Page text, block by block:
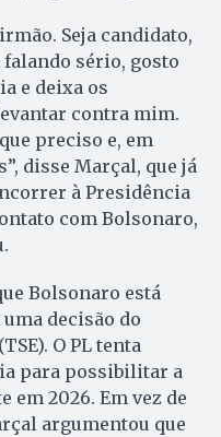
Seja candidato,
falando sério, gosto
e deixa os
contra mim.
preciso e, em
disse Marçal, que já
à Presidência
com Bolsonaro,
Bolsonaro está
decisão do
O PL tenta
para possibilitar a
em 2026. Em vez de
argumentou que